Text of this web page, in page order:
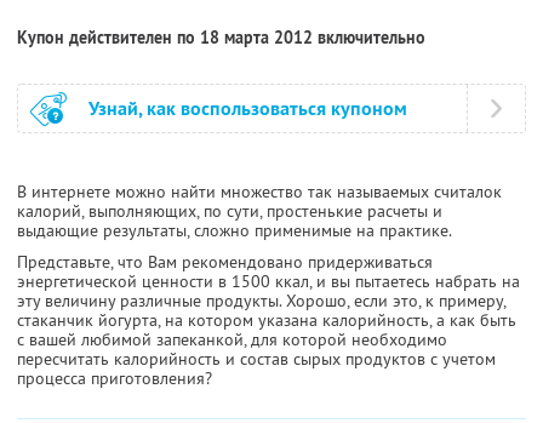
Купон действителен по 18 марта 2012 включительно
Узнай, как воспользоваться купоном
В интернете можно найти множество так называемых считалок
калорий, выполняющих, по сути, простенькие расчеты и
выдающие результаты, сложно применимые на практике.
Представьте, что Вам рекомендовано придерживаться
энергетической ценности в 1500 ккал, и вы пытаетесь набрать на
эту величину различные продукты. Хорошо, если это, к примеру,
стаканчик йогурта, на котором указана калорийность, а как быть
с вашей любимой запеканкой, для которой необходимо
пересчитать калорийность и состав сырых продуктов с учетом
процесса приготовления?